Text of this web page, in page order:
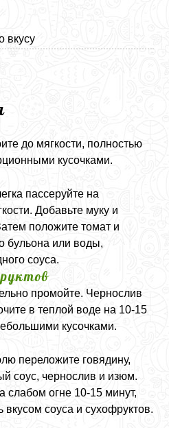
вкусу
до мягкости, полностью
кусочками.
пассеруйте на
Добавьте муку и
положите томат и
бульона или воды,
соуса.
промойте. Чернослив
в теплой воде на 10-15
кусочками.
переложите говядину,
соус, чернослив и изюм.
слабом огне 10-15 минут,
соуса и сухофруктов.